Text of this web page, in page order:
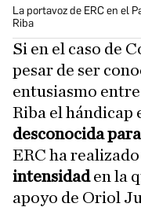
La portavoz de ERC en el
Riba
Si en el caso de
pesar de ser
entusiasmo entre
Riba el hándicap
desconocida
ERC ha realizado
intensidaden la
apoyo de Oriol